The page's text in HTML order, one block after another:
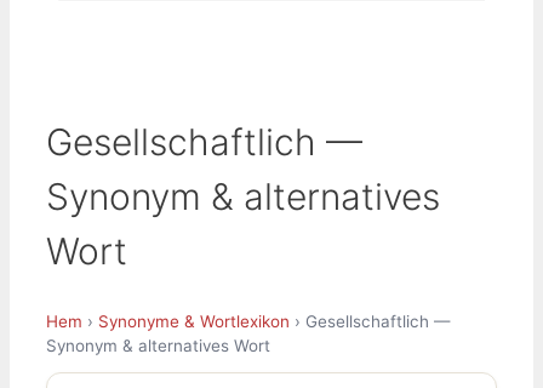
Gesellschaftlich —
Synonym & alternatives
Wort
Hem › Synonyme & Wortlexikon › Gesellschaftlich —
Synonym & alternatives Wort